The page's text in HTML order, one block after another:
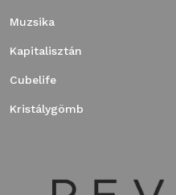
Muzsika
Kapitalisztán
Cubelife
Kristálygömb